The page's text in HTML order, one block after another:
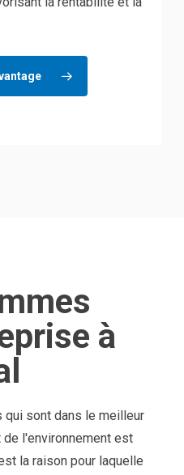
à
qui sont dans le meilleur
l'environnement est
la raison pour laquelle